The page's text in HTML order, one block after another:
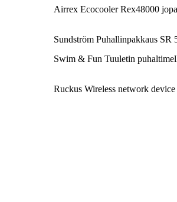
Airrex Ecocooler Rex48000
Sundström Puhallinpakkaus SR
Swim & Fun Tuuletin
Ruckus Wireless network